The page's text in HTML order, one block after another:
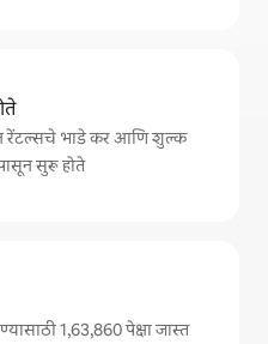
रेंटल्सचे भाडे कर आणि शुल्क
सुरू होते
1,63,860 पेक्षा जास्त